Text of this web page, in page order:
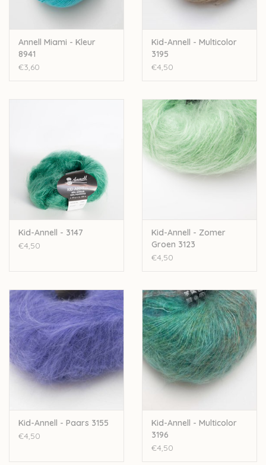
Annell Miami - Kleur
8941
€3,60
Kid-Annell - Multicolor
3195
€4,50
Kid-Annell - 3147
€4,50
Kid-Annell - Zomer
Groen 3123
€4,50
Kid-Annell - Paars 3155
€4,50
Kid-Annell - Multicolor
3196
€4,50